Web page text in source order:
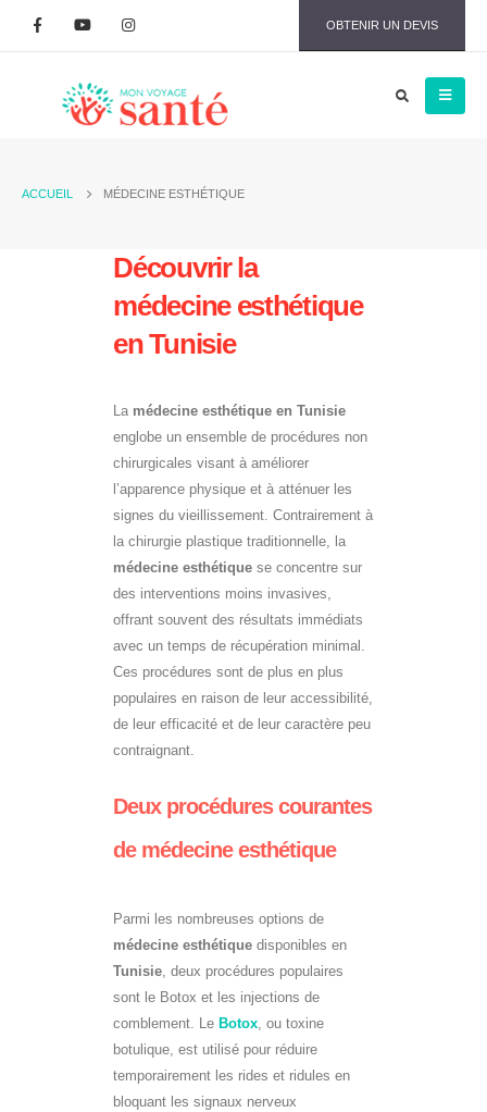
OBTENIR UN DEVIS
ACCUEIL MÉDECINE ESTHÉTIQUE
Découvrir la
médecine esthétique
en Tunisie
La médecine esthétique en Tunisie
englobe un ensemble de procédures non
chirurgicales visant à améliorer
l’apparence physique et à atténuer les
signes du vieillissement. Contrairement à
la chirurgie plastique traditionnelle, la
médecine esthétique se concentre sur
des interventions moins invasives,
offrant souvent des résultats immédiats
avec un temps de récupération minimal.
Ces procédures sont de plus en plus
populaires en raison de leur accessibilité,
de leur efficacité et de leur caractère peu
contraignant.
Deux procédures courantes
de médecine esthétique
Parmi les nombreuses options de
médecine esthétique disponibles en
Tunisie , deux procédures populaires
sont le Botox et les injections de
comblement. Le Botox , ou toxine
botulique, est utilisé pour réduire
temporairement les rides et ridules en
bloquant les signaux nerveux